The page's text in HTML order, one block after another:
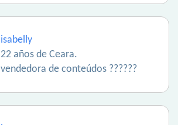
isabelly
22 años de Ceara.
vendedora de conteúdos ??????